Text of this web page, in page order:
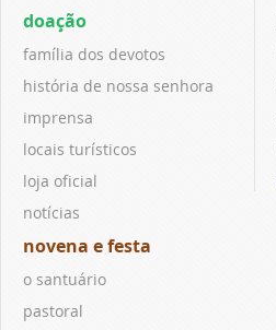
doação
família dos devotos
história de nossa senhora
imprensa
locais turísticos
loja oficial
notícias
novena e festa
o santuário
pastoral